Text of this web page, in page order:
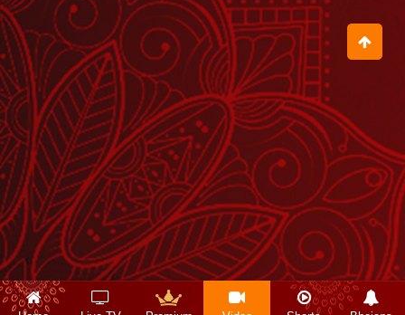
गुरुदेव का आशीर्वाद प्राप्त करने जिला जालोन से
लेकर आया अपने बच्चे को
August 03, 2026
तुम्हारे बेटे का नशा छूटेगा, छूटेगा, छूटेगा
July 30, 2026
हमारा Mindset नकारात्मक नहीं, सकारात्मक
हो
August 06, 2026